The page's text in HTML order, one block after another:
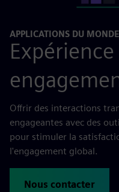
APPLICATIONS DU
Offrir des interactions
engageantes avec des
pour stimuler la
l'engagement global.
Nous contacter